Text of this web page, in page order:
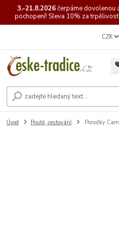
3.-21.8.2026čerpámedovolenou
pochopení! Sleva 10% za trpělivost
CZK
Úvod Poutě, cestování Ponožky